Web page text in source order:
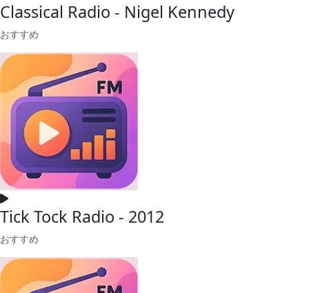
Classical Radio - Nigel Kennedy
おすすめ
Tick Tock Radio - 2012
おすすめ